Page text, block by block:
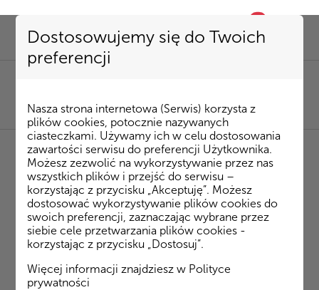
Dostosowujemy się do Twoich
preferencji
Nasza strona internetowa (Serwis) korzysta z
plików cookies, potocznie nazywanych
ciasteczkami. Używamy ich w celu dostosowania
zawartości serwisu do preferencji Użytkownika.
Możesz zezwolić na wykorzystywanie przez nas
wszystkich plików i przejść do serwisu –
korzystając z przycisku „Akceptuję”. Możesz
dostosować wykorzystywanie plików cookies do
swoich preferencji, zaznaczając wybrane przez
siebie cele przetwarzania plików cookies -
korzystając z przycisku „Dostosuj”.
Więcej informacji znajdziesz w Polityce
prywatności
favorite
85 74 15 087|mieszkania@kombinatbud.pl
◂ Strona Główna / Inwestycje / Apartamenty
Czysta/ Czysta _ m. 37
Czysta _ m. 37